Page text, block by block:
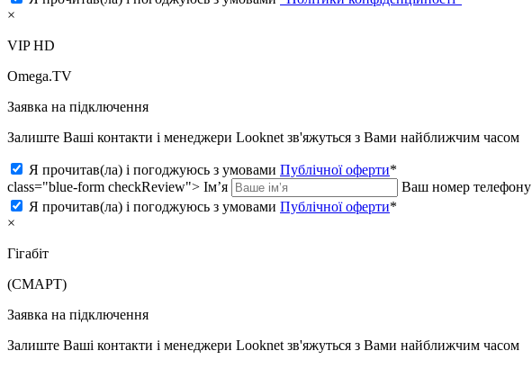
×
VIP HD
Omega.TV
Заявка на підключення
Залиште Ваші контакти і менеджери Looknet зв'яжуться з Вами найближчим часом
Я прочитав(ла) і погоджуюсь з умовами Публічної оферти*
class="blue-form checkReview"> Ім’я Ваш номер телефону
Я прочитав(ла) і погоджуюсь з умовами Публічної оферти*
×
Гігабіт
(СМАРТ)
Заявка на підключення
Залиште Ваші контакти і менеджери Looknet зв'яжуться з Вами найближчим часом